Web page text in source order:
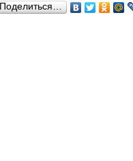
Поделиться…